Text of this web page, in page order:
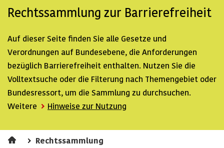
Rechtssammlung zur Barrierefreiheit
Auf dieser Seite finden Sie alle Gesetze und
Verordnungen auf Bundesebene, die Anforderungen
bezüglich Barrierefreiheit enthalten. Nutzen Sie die
Volltextsuche oder die Filterung nach Themengebiet oder
Bundesressort, um die Sammlung zu durchsuchen.
Weitere
Hinweise zur Nutzung
Rechtssammlung